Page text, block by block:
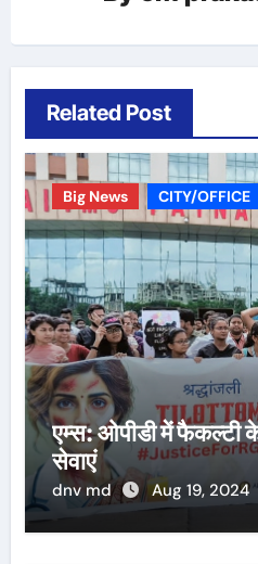
Related Post
Big News CITY/OFFICE
एम्स: ओपीडी में फैकल्टी के
सेवाएं
dnv md Aug 19, 2024